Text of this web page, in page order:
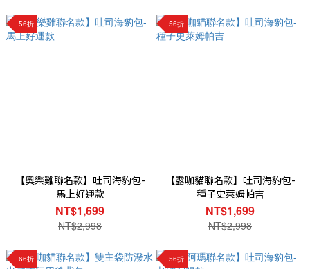
56折
【奧樂雞聯名款】吐司海豹包-
馬上好運款
NT$1,699
NT$2,998
56折
【露咖貓聯名款】吐司海豹包-
種子史萊姆帕吉
NT$1,699
NT$2,998
66折 56折